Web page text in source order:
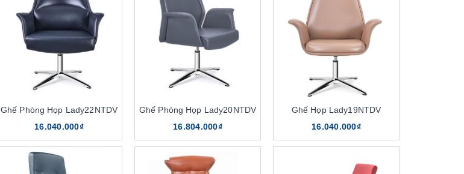
Ghế Phòng Họp Lady22NTDV
16.040.000₫
Ghế Phòng Họp Lady20NTDV
16.804.000₫
Ghế Họp Lady19NTDV
16.040.000₫